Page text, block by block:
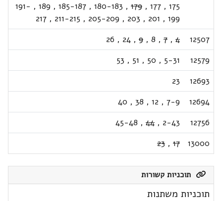
175
,
177
,
179
,
180-183
,
185-187
,
189
,
191-
199
,
201
,
203
,
205-209
,
211-215
,
217
12507
4
,
7
,
8
,
9
,
24
,
26
12579
5-31
,
50
,
51
,
53
12693
23
12694
7-9
,
12
,
38
,
40
12756
2-43
,
44
,
45-48
13000
17
,
23
תוכניות קשורות
תוכניות משתנות